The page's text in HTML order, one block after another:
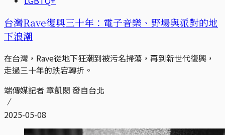
台灣Rave復興三十年：電子音樂、野場與派對的地
下浪潮
在台灣，Rave從地下狂潮到被污名掃蕩，再到新世代復興，
走過三十年的跌宕轉折。
端傳媒記者 章凱閎 發自台北
2025-05-08